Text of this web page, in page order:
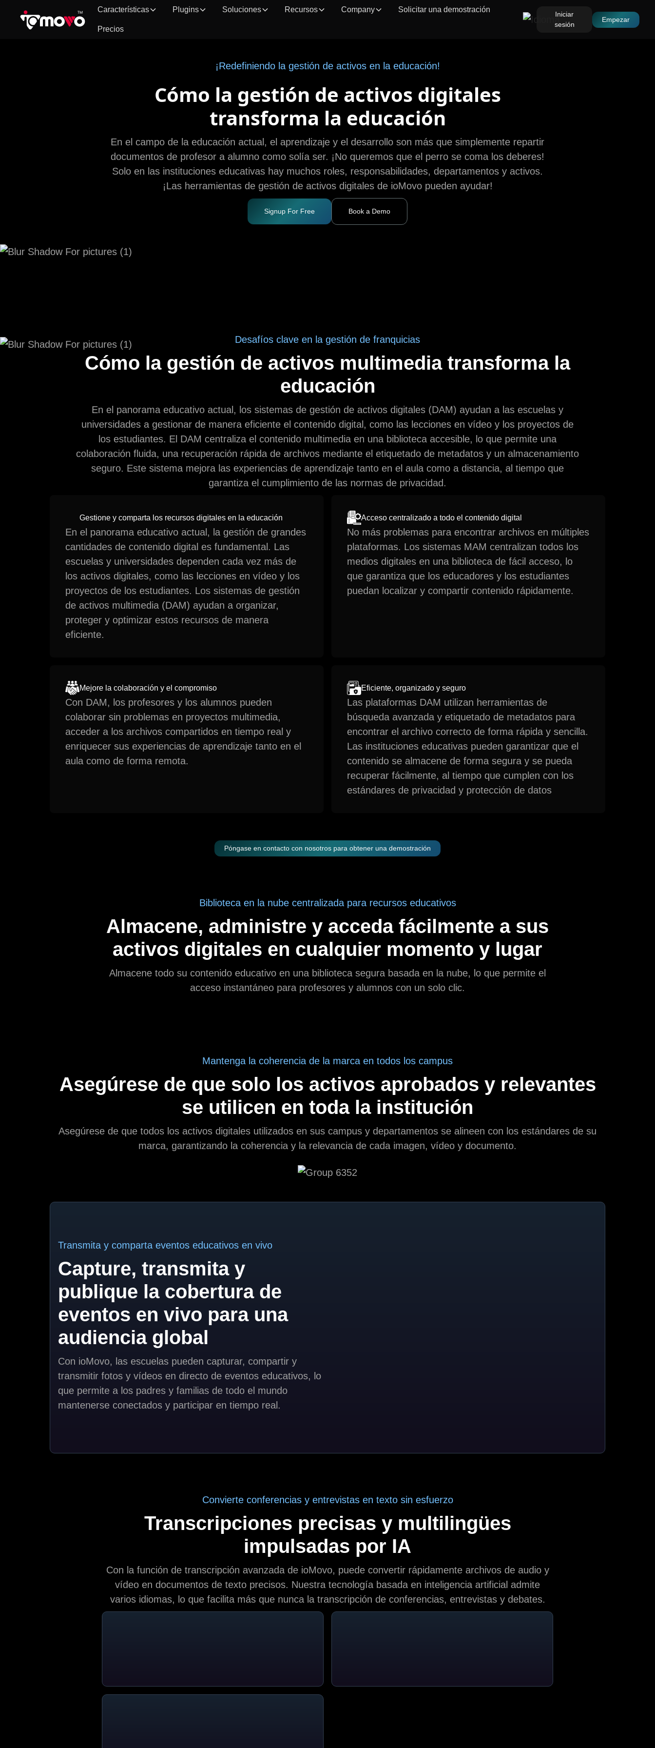
Características Plugins Soluciones Recursos Company Solicitar una demostración
Precios
Iniciar
sesión
Empezar
¡Redefiniendo la gestión de activos en la educación!
Cómo la gestión de activos digitales
transforma la educación
En el campo de la educación actual, el aprendizaje y el desarrollo son más que simplemente repartir
documentos de profesor a alumno como solía ser. ¡No queremos que el perro se coma los deberes!
Solo en las instituciones educativas hay muchos roles, responsabilidades, departamentos y activos.
¡Las herramientas de gestión de activos digitales de ioMovo pueden ayudar!
Signup For Free Book a Demo
Desafíos clave en la gestión de franquicias
Cómo la gestión de activos multimedia transforma la
educación
En el panorama educativo actual, los sistemas de gestión de activos digitales (DAM) ayudan a las escuelas y
universidades a gestionar de manera eficiente el contenido digital, como las lecciones en vídeo y los proyectos de
los estudiantes. El DAM centraliza el contenido multimedia en una biblioteca accesible, lo que permite una
colaboración fluida, una recuperación rápida de archivos mediante el etiquetado de metadatos y un almacenamiento
seguro. Este sistema mejora las experiencias de aprendizaje tanto en el aula como a distancia, al tiempo que
garantiza el cumplimiento de las normas de privacidad.
Gestione y comparta los recursos digitales en la educación
En el panorama educativo actual, la gestión de grandes
cantidades de contenido digital es fundamental. Las
escuelas y universidades dependen cada vez más de
los activos digitales, como las lecciones en vídeo y los
proyectos de los estudiantes. Los sistemas de gestión
de activos multimedia (DAM) ayudan a organizar,
proteger y optimizar estos recursos de manera
eficiente.
Acceso centralizado a todo el contenido digital
No más problemas para encontrar archivos en múltiples
plataformas. Los sistemas MAM centralizan todos los
medios digitales en una biblioteca de fácil acceso, lo
que garantiza que los educadores y los estudiantes
puedan localizar y compartir contenido rápidamente.
Mejore la colaboración y el compromiso
Con DAM, los profesores y los alumnos pueden
colaborar sin problemas en proyectos multimedia,
acceder a los archivos compartidos en tiempo real y
enriquecer sus experiencias de aprendizaje tanto en el
aula como de forma remota.
Eficiente, organizado y seguro
Las plataformas DAM utilizan herramientas de
búsqueda avanzada y etiquetado de metadatos para
encontrar el archivo correcto de forma rápida y sencilla.
Las instituciones educativas pueden garantizar que el
contenido se almacene de forma segura y se pueda
recuperar fácilmente, al tiempo que cumplen con los
estándares de privacidad y protección de datos
Póngase en contacto con nosotros para obtener una demostración
Biblioteca en la nube centralizada para recursos educativos
Almacene, administre y acceda fácilmente a sus
activos digitales en cualquier momento y lugar
Almacene todo su contenido educativo en una biblioteca segura basada en la nube, lo que permite el
acceso instantáneo para profesores y alumnos con un solo clic.
Mantenga la coherencia de la marca en todos los campus
Asegúrese de que solo los activos aprobados y relevantes
se utilicen en toda la institución
Asegúrese de que todos los activos digitales utilizados en sus campus y departamentos se alineen con los estándares de su
marca, garantizando la coherencia y la relevancia de cada imagen, vídeo y documento.
Transmita y comparta eventos educativos en vivo
Capture, transmita y
publique la cobertura de
eventos en vivo para una
audiencia global
Con ioMovo, las escuelas pueden capturar, compartir y
transmitir fotos y vídeos en directo de eventos educativos, lo
que permite a los padres y familias de todo el mundo
mantenerse conectados y participar en tiempo real.
Convierte conferencias y entrevistas en texto sin esfuerzo
Transcripciones precisas y multilingües
impulsadas por IA
Con la función de transcripción avanzada de ioMovo, puede convertir rápidamente archivos de audio y
vídeo en documentos de texto precisos. Nuestra tecnología basada en inteligencia artificial admite
varios idiomas, lo que facilita más que nunca la transcripción de conferencias, entrevistas y debates.